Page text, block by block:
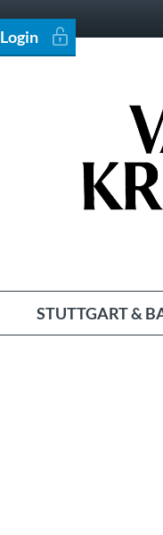
Login
STUTTGART &